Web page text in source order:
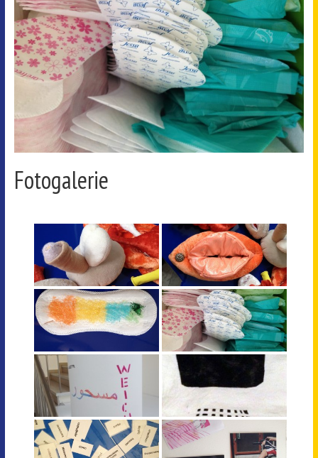
Fotogalerie